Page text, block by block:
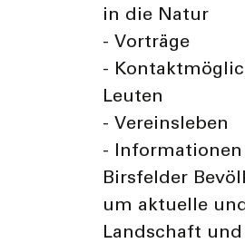
in die Natur
- Vorträge
-
Leuten
- Vereinsleben
-
Birsfelder
um aktuelle
Landschaft